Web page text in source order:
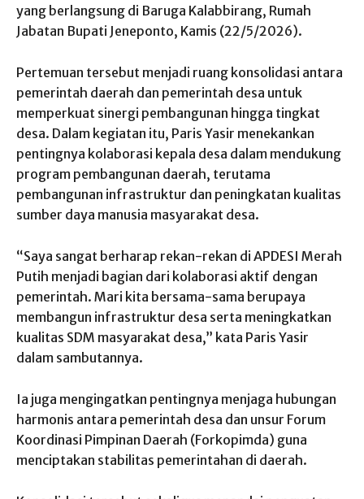
yang berlangsung di Baruga Kalabbirang, Rumah
Jabatan Bupati Jeneponto, Kamis (22/5/2026).
Pertemuan tersebut menjadi ruang konsolidasi antara
pemerintah daerah dan pemerintah desa untuk
memperkuat sinergi pembangunan hingga tingkat
desa. Dalam kegiatan itu, Paris Yasir menekankan
pentingnya kolaborasi kepala desa dalam mendukung
program pembangunan daerah, terutama
pembangunan infrastruktur dan peningkatan kualitas
sumber daya manusia masyarakat desa.
“Saya sangat berharap rekan-rekan di APDESI Merah
Putih menjadi bagian dari kolaborasi aktif dengan
pemerintah. Mari kita bersama-sama berupaya
membangun infrastruktur desa serta meningkatkan
kualitas SDM masyarakat desa,” kata Paris Yasir
dalam sambutannya.
Ia juga mengingatkan pentingnya menjaga hubungan
harmonis antara pemerintah desa dan unsur Forum
Koordinasi Pimpinan Daerah (Forkopimda) guna
menciptakan stabilitas pemerintahan di daerah.